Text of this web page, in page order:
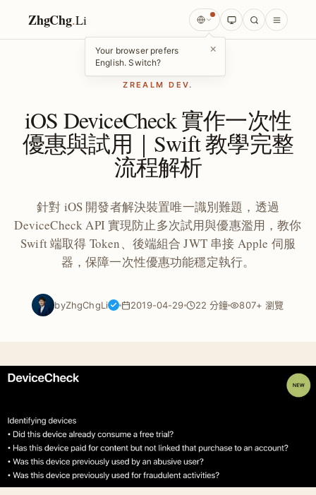
ZhgChg.Li
Your browser prefers
English. Switch?
×
ZREALM DEV.
iOS DeviceCheck 實作一次性
優惠與試用｜Swift 教學完整
流程解析
針對 iOS 開發者解決裝置唯一識別難題，透過
DeviceCheck API 實現防止多次試用與優惠濫用，教你
Swift 端取得 Token、後端組合 JWT 串接 Apple 伺服
器，保障一次性優惠功能穩定執行。
byZhgChgLi 2019-04-29 22 分鐘 807+ 瀏覽